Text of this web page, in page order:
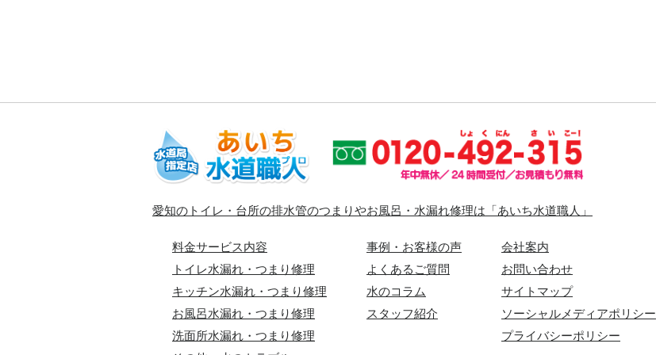
愛知のトイレ・台所の排水管のつまりやお風呂・水漏れ修理は「あいち水道職人」
料金サービス内容
トイレ水漏れ・つまり修理
キッチン水漏れ・つまり修理
お風呂水漏れ・つまり修理
洗面所水漏れ・つまり修理
事例・お客様の声
よくあるご質問
水のコラム
スタッフ紹介
会社案内
お問い合わせ
サイトマップ
ソーシャルメディアポリシー
プライバシーポリシー